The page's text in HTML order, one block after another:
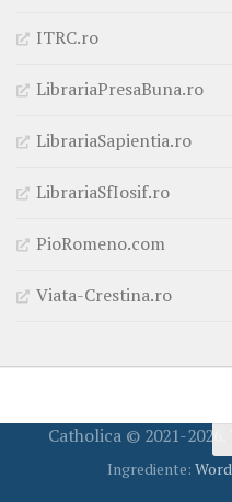
ITRC.ro
LibrariaPresaBuna.ro
LibrariaSapientia.ro
LibrariaSfIosif.ro
PioRomeno.com
Viata-Crestina.ro
Catholica © 2021-
Ingrediente: